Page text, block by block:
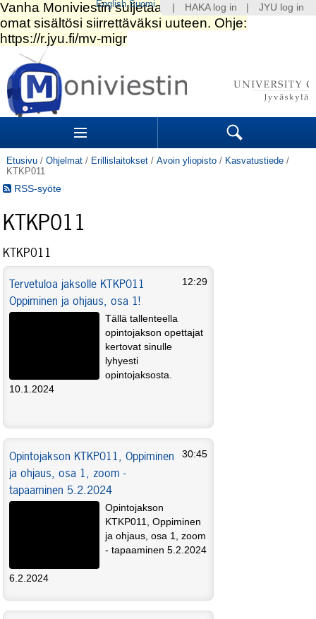
Siirry
sisältöön.
|
Siirry
navigointiin
Sections Search
Etusivu / Ohjelmat / Erillislaitokset / Avoin yliopisto / Kasvatustiede /
KTKP011
RSS-syöte
KTKP011
KTKP011
Tervetuloa jaksolle KTKP011
Oppiminen ja ohjaus, osa 1!
12:29
Tällä tallenteella
opintojakson opettajat
kertovat sinulle
lyhyesti
opintojaksosta.
10.1.2024
Opintojakson KTKP011, Oppiminen
ja ohjaus, osa 1, zoom -
tapaaminen 5.2.2024
30:45
Opintojakson
KTKP011, Oppiminen
ja ohjaus, osa 1, zoom
- tapaaminen 5.2.2024
6.2.2024
HAKA log in JYU log in
English Suomi